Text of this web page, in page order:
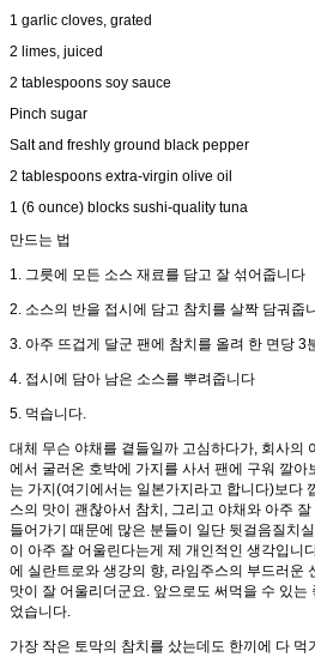
1 garlic cloves, grated
2 limes, juiced
2 tablespoons soy sauce
Pinch sugar
Salt and freshly ground black pepper
2 tablespoons extra-virgin olive oil
1 (6 ounce) blocks sushi-quality tuna
만드는 법
1. 그릇에 모든 소스 재료를 담고 잘 섞어줍니다
2. 소스의 반을 접시에 담고 참치를 살짝 담궈줍
3. 아주 뜨겁게 달군 팬에 참치를 올려 한 면당 3
4. 접시에 담아 남은 소스를 뿌려줍니다
5. 먹습니다.
대체 무슨 야채를 곁들일까 고심하다가, 회사의
에서 굴러온 호박에 가지를 사서 팬에 구워 깔아
는 가지(여기에서는 일본가지라고 합니다)보다
스의 맛이 괜찮아서 참치, 그리고 야채와 아주
들어가기 때문에 많은 분들이 일단 뒷걸음질치
이 아주 잘 어울린다는게 제 개인적인 생각입니
에 실란트로와 생강의 향, 라임주스의 부드러운
맛이 잘 어울리더군요. 앞으로도 써먹을 수 있
었습니다.
가장 작은 토막의 참치를 샀는데도 한끼에 다